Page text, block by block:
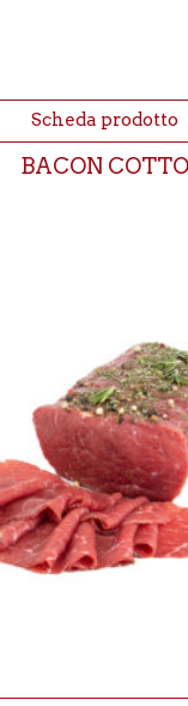
Scheda prodotto
BACON COTTO